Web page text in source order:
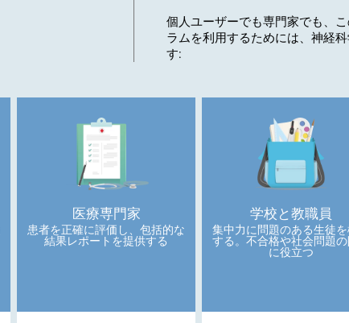
個人ユーザーでも専門家でも、
ラムを利用するためには、 神経
す:
医療専門家
患者を正確に評価し、包括的な
結果レポートを提供する
学校と教職員
集中力に問題のある生徒を
する。不合格や社会問題の
に役立つ